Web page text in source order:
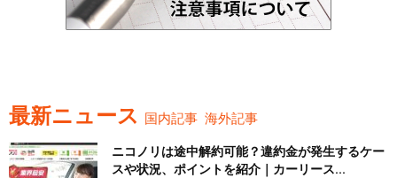
最新ニュース 国内記事 海外記事
ニコノリは途中解約可能？違約金が発生するケー
スや状況、ポイントを紹介｜カーリース...